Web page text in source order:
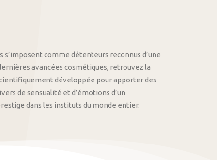
s’imposent comme détenteurs reconnus d’une
avancées cosmétiques, retrouvez la
développée pour apporter des
de sensualité et d’émotions d’un
dans les instituts du monde entier.